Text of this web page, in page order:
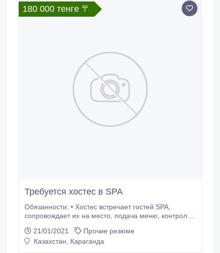
180 000 тенге 〒
Требуется хостес в SPA
Обязанности: • Хостес встречает гостей SPA,
сопровождает их на место, подача меню, контроль
разместиться со всеми удобствами на
предложенном месте, обеспечивает комфорт
21/01/2021
Прочие резюме
Казахстан, Караганда